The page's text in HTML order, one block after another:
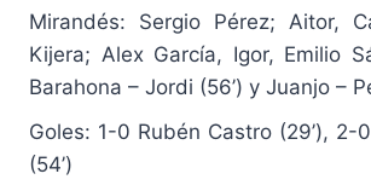
Mirandés: Sergio Pérez; Aitor,
Kijera; Alex García, Igor, Emilio
Barahona – Jordi (56’) y Juanjo –
Goles: 1-0 Rubén Castro (29’), 2-
(54’)